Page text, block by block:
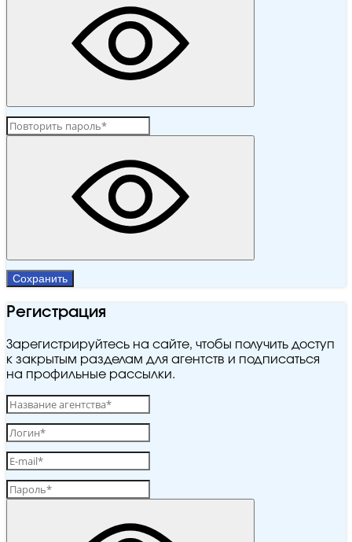
Сохранить
Регистрация
Зарегистрируйтесь на сайте, чтобы получить доступ
к закрытым разделам для агентств и подписаться
на профильные рассылки.